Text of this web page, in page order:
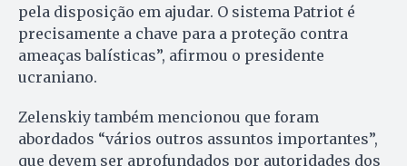
pela disposição em ajudar. O sistema Patriot é
precisamente a chave para a proteção contra
ameaças balísticas”, afirmou o presidente
ucraniano.
Zelenskiy também mencionou que foram
abordados “vários outros assuntos importantes”,
que devem ser aprofundados por autoridades dos